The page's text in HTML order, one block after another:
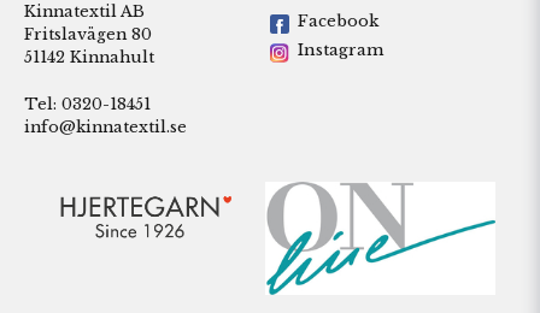
Kinnatextil AB
Fritslavägen 80
51142 Kinnahult
Tel: 0320-18451
info@kinnatextil.se
Facebook
Instagram